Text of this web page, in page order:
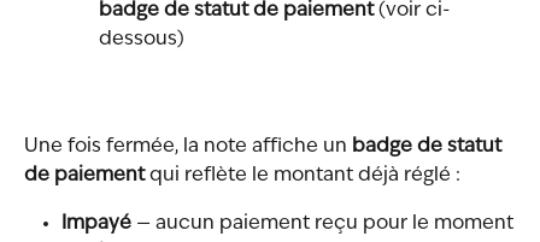
badge de statut de paiement (voir ci-
dessous)
Une fois fermée, la note affiche un badge de statut
de paiement qui reflète le montant déjà réglé :
Impayé — aucun paiement reçu pour le moment